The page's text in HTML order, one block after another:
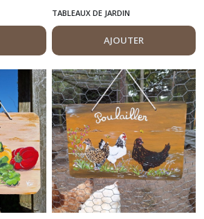
TABLEAUX DE JARDIN
AJOUTER